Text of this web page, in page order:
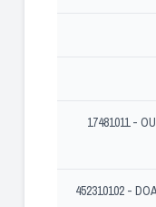
17481011 -
452310102 -